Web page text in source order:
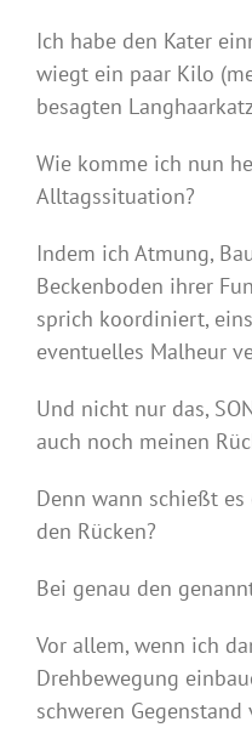
Ich habe den Kater
wiegt ein paar Kilo
besagten
Wie komme ich nun
Alltagssituation?
Indem ich Atmung,
Beckenboden ihrer
sprich koordiniert,
eventuelles Malheur
Und nicht nur das,
auch noch meinen
Denn wann schießt
den Rücken?
Bei genau den
Vor allem, wenn ich
Drehbewegung
schweren